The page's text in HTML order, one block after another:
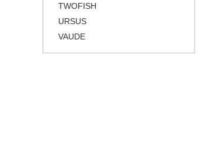
TWOFISH
URSUS
VAUDE